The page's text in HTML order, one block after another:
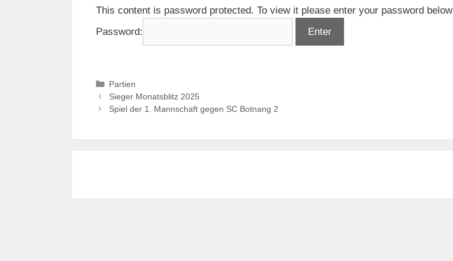
This content is password protected. To view it please enter your password
Password:
Partien
Sieger Monatsblitz 2025
Spiel der 1. Mannschaft gegen SC Botnang 2